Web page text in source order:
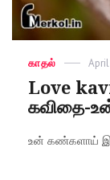
Categories
காதல்
Love
கவிதை-
உன் கண்களாய்